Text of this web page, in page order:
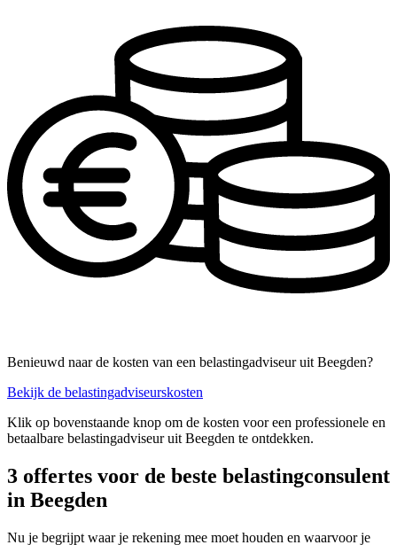
Benieuwd naar de kosten van een belastingadviseur uit Beegden?
Bekijk de belastingadviseurskosten
Klik op bovenstaande knop om de kosten voor een professionele en
betaalbare belastingadviseur uit Beegden te ontdekken.
3 offertes voor de beste belastingconsulent
in Beegden
Nu je begrijpt waar je rekening mee moet houden en waarvoor je